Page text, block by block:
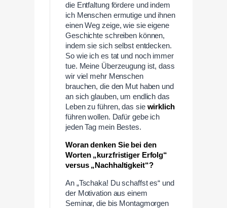
die Entfaltung fördere und indem
ich Menschen ermutige und ihnen
einen Weg zeige, wie sie eigene
Geschichte schreiben können,
indem sie sich selbst entdecken.
So wie ich es tat und noch immer
tue. Meine Überzeugung ist, dass
wir viel mehr Menschen
brauchen, die den Mut haben und
an sich glauben, um endlich das
Leben zu führen, das sie wirklich
führen wollen. Dafür gebe ich
jeden Tag mein Bestes.
Woran denken Sie bei den
Worten „kurzfristiger Erfolg“
versus „Nachhaltigkeit“?
An „Tschaka! Du schaffst es“ und
der Motivation aus einem
Seminar, die bis Montagmorgen